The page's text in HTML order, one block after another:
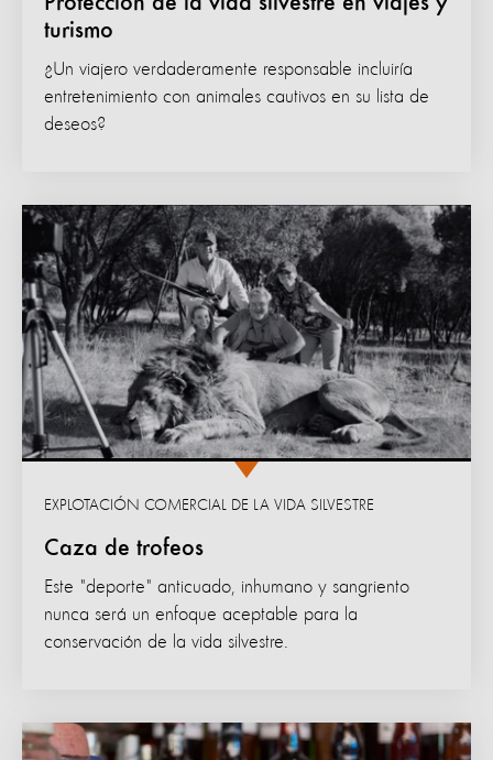
turismo
¿Un viajero verdaderamente responsable incluiría
entretenimiento con animales cautivos en su lista de
deseos?
Caza de trofeos
EXPLOTACIÓN COMERCIAL DE LA VIDA SILVESTRE
Este "deporte" anticuado, inhumano y sangriento
nunca será un enfoque aceptable para la
conservación de la vida silvestre.